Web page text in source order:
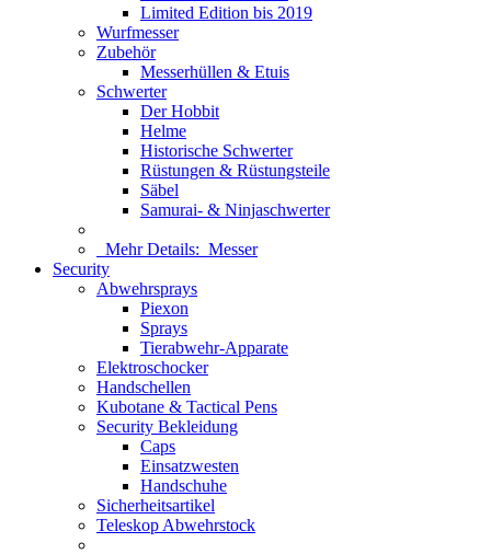
Limited Edition bis 2019
Wurfmesser
Zubehör
Messerhüllen & Etuis
Schwerter
Der Hobbit
Helme
Historische Schwerter
Rüstungen & Rüstungsteile
Säbel
Samurai- & Ninjaschwerter
Mehr Details: Messer
Security
Abwehrsprays
Piexon
Sprays
Tierabwehr-Apparate
Elektroschocker
Handschellen
Kubotane & Tactical Pens
Security Bekleidung
Caps
Einsatzwesten
Handschuhe
Sicherheitsartikel
Teleskop Abwehrstock